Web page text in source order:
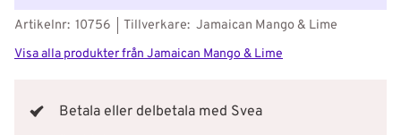
Artikelnr 10756 Tillverkare Jamaican Mango & Lime
Visa alla produkter från Jamaican Mango & Lime
Betala eller delbetala med Svea